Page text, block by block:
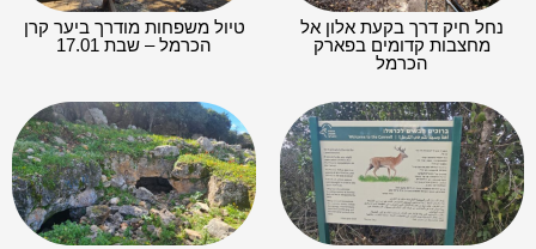
נחל חיק דרך בקעת אלון אל
מחצבות קדומים בפארק
הכרמל
טיול משפחות מודרך ביער קרן
הכרמל – שבת 17.01